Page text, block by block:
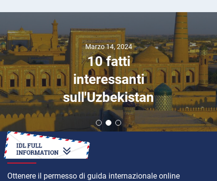
Marzo 14, 2024
10 fatti
interessanti
sull'Uzbekistan
COME
Ottenere il permesso di guida internazionale online